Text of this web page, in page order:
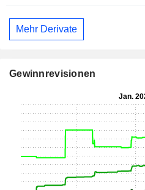
Mehr Derivate
Gewinnrevisionen